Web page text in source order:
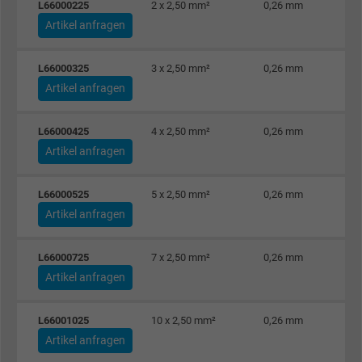
Name
Google Ad Conversion Tracking
Laufzeit Persistent
Zweck Dies ist ein Conversion Tracking-Service.
Anbieter Google Ads Conversion Tracking, Google LLC
Laufzeit
Zweck Dies ist ein Conversion Tracking-Service.
Name NID, Google Maps
L66000225 2 x 2,50 mm² 0,26 mm
Artikel anfragen
L66000325 3 x 2,50 mm² 0,26 mm
Artikel anfragen
L66000425 4 x 2,50 mm² 0,26 mm
Artikel anfragen
L66000525 5 x 2,50 mm² 0,26 mm
Artikel anfragen
L66000725 7 x 2,50 mm² 0,26 mm
Artikel anfragen
L66001025 10 x 2,50 mm² 0,26 mm
Artikel anfragen